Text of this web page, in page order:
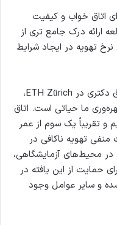
اتاق خواب و کیفیت
ارائه درک جامع تری از
تهویه در ایجاد شرایط
Xiaojun Fan، نویسنده ارشد، محقق فوق دکتری در ETH Zürich،
ما حیاتی است. اتاق
و تقریباً یک سوم از عمر
منفی تهویه ناکافی در
در محیط‌های آزمایشگاهی،
حمایت از این یافته در
و سایر عوامل وجود